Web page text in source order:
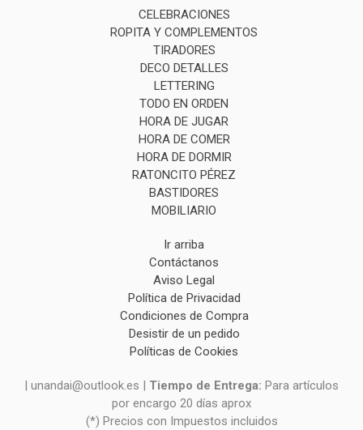
CELEBRACIONES
ROPITA Y COMPLEMENTOS
TIRADORES
DECO DETALLES
LETTERING
TODO EN ORDEN
HORA DE JUGAR
HORA DE COMER
HORA DE DORMIR
RATONCITO PÉREZ
BASTIDORES
MOBILIARIO
Ir arriba
Contáctanos
Aviso Legal
Política de Privacidad
Condiciones de Compra
Desistir de un pedido
Políticas de Cookies
| unandai@outlook.es | Tiempo de Entrega: Para artículos
por encargo 20 días aprox
(*) Precios con Impuestos incluidos